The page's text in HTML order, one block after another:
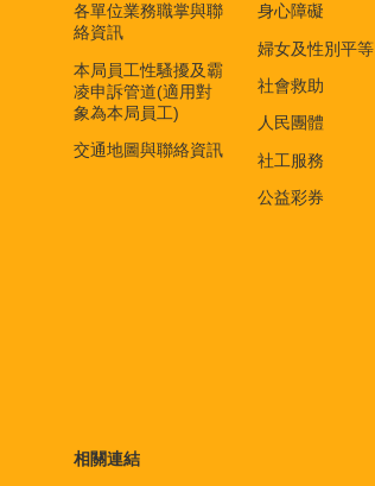
各單位業務職掌與聯
絡資訊
本局員工性騷擾及霸
凌申訴管道(適用對
象為本局員工)
交通地圖與聯絡資訊
身心障礙
婦女及性別平等
社會救助
人民團體
社工服務
公益彩券
相關連結